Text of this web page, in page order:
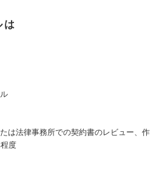
は
は法律事務所での契約書のレビュー、作
度